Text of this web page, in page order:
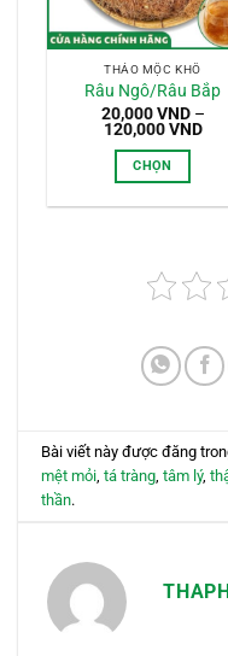
THẢO MỘC KHÔ
Râu Ngô/Râu Bắp
20,000VND –
120,000VND
CHỌN
có
nhiều
thể.
Các
có
thể
sản
Bài viết này được đăng
mệt mỏi ,tá tràng ,tâm lý,
thần.